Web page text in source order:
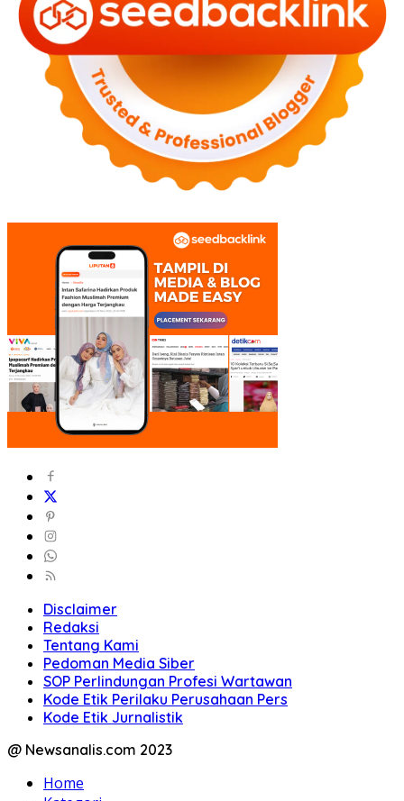
Disclaimer
Redaksi
Tentang Kami
Pedoman Media Siber
SOP Perlindungan Profesi Wartawan
Kode Etik Perilaku Perusahaan Pers
Kode Etik Jurnalistik
@ Newsanalis.com 2023
Home